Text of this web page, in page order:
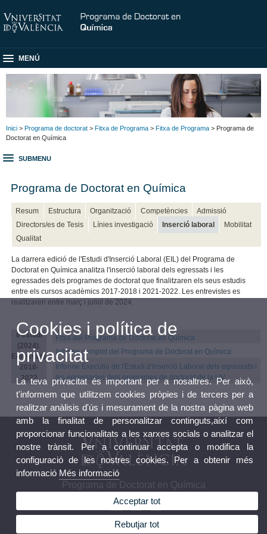
MENÚ
Inici > Programa de doctorat > Fitxa de Programa > Fitxa de Programa > Programa de
Doctorat en Química
SUBMENU
Programa de Doctorat en Química
Resum Estructura Organització Competències
Admissió
Directors/es de Tesis
Línies investigació Inserció laboral
Mobilitat
Qualitat
La darrera edició de l'Estudi d'Inserció Laboral (EIL) del Programa de
Doctorat en Química analitza l'inserció laboral dels egressats i les
egressades dels programes de doctorat que finalitzaren els seus estudis
entre els cursos acadèmics 2017-2018 i 2021-2022. Les entrevistes es
realitzaren entre març i juliol de 2024.
II estudi
(2024).
Egressats
2018-
2022
Fitxa del Programa de Doctorat en Química
Informe complet del Programa de Doctorat en Química
Informe Executiu de l'Estudi d'Inserció Laboral dels egressats i
les egressades dels programes de doctorat de la UV
Programa de Doctorat en Química
Cookies i política de
privacitat
La teva privacitat és important per a nosaltres. Per això,
t'informem que utilitzem cookies pròpies i de tercers per a
realitzar anàlisis d'ús i mesurament de la nostra pàgina web
amb la finalitat de personalitzar continguts,així com
proporcionar funcionalitats a les xarxes socials o analitzar el
nostre trànsit. Per a continuar accepta o modifica la
configuració de les nostres cookies. Per a obtenir més
informació Més informació
Acceptar tot
Rebutjar tot